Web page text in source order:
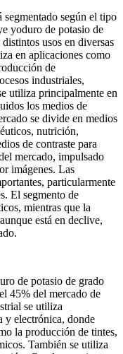
según el tipo
yoduro de potasio de
usos en diversas
en aplicaciones como
de
industriales,
utiliza principalmente en
los medios de
se divide en medios
nutrición,
de contraste para
mercado, impulsado
imágenes. Las
particularmente
El segmento de
mientras que la
está en declive,
de potasio de grado
45% del mercado de
se utiliza
y electrónica, donde
la producción de tintes,
También se utiliza